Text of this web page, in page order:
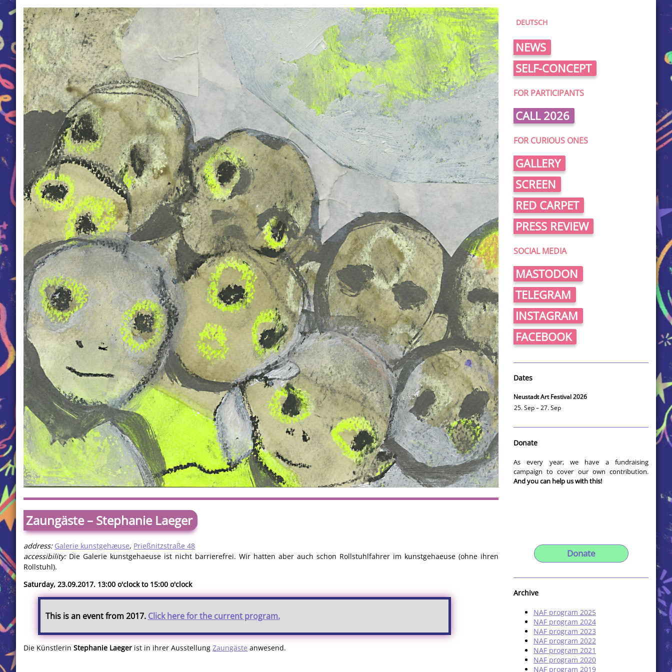
Zaungäste – Stephanie Laeger
address: Galerie kunstgehæuse, Prießnitzstraße 48
accessibility:Die Galerie kunstgehaeuse ist nicht barrierefrei. Wir hatten aber auch schon Rollstuhlfahrer im kunstgehaeuse (ohne ihren
Rollstuhl).
Saturday, 23.09.2017. 13:00 o'clock to 15:00 o'clock
This is an event from 2017. Click here for the current program.
Die Künstlerin Stephanie Laeger ist in ihrer Ausstellung Zaungäste anwesend.
DEUTSCH
NEWS
SELF-CONCEPT
FOR PARTICIPANTS
CALL 2026
FOR CURIOUS ONES
GALLERY
SCREEN
RED CARPET
PRESS REVIEW
SOCIAL MEDIA
MASTODON
TELEGRAM
INSTAGRAM
FACEBOOK
Dates
Neustadt Art Festival 2026
25. Sep – 27. Sep
Donate
As every year, we have a fundraising
campaign to cover our own contribution.
And you can help us with this!
Donate
Archive
NAF program 2025
NAF program 2024
NAF program 2023
NAF program 2022
NAF program 2021
NAF program 2020
NAF program 2019